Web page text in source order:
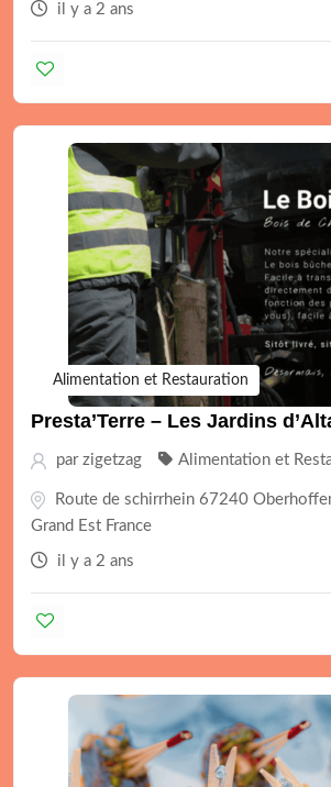
il y a 2 ans
Alimentation et Restauration
Presta’Terre – Les Jardins
par zigetzag Alimentation et
Route de schirrhein 67240
Grand Est France
il y a 2 ans